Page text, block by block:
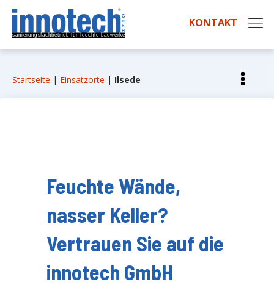
KONTAKT
Startseite | Einsatzorte | Ilsede
Feuchte Wände,
nasser Keller?
Vertrauen Sie auf die
innotech GmbH